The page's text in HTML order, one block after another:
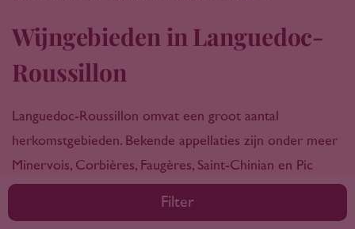
Filter
Wijngebieden in Languedoc-
Roussillon
Languedoc-Roussillon omvat een groot aantal
herkomstgebieden. Bekende appellaties zijn onder meer
Minervois, Corbières, Faugères, Saint-Chinian en Pic